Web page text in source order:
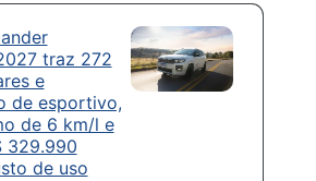
traz 272
e
de esportivo,
de 6 km/l e
329.990
de uso